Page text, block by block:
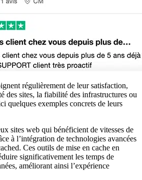
régulièrement de leur satisfaction,
des sites, la fiabilité des infrastructures ou
quelques exemples concrets de leurs
sites web qui bénéficient de vitesses de
à l’intégration de technologies avancées
Ces outils de mise en cache en
significativement les temps de
améliorant ainsi l’expérience